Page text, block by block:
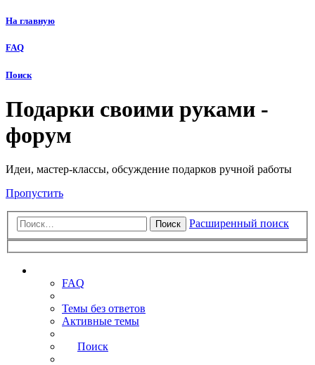
На главную
FAQ
Поиск
Подарки своими руками -
форум
Идеи, мастер-классы, обсуждение подарков ручной работы
Пропустить
Поиск Расширенный поиск
FAQ
Темы без ответов
Активные темы
Поиск